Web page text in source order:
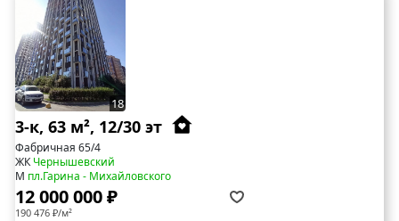
18
3-к, 63 м², 12/30 эт
Фабричная 65/4
ЖКЧернышевский
М пл.Гарина - Михайловского
12 000 000 ₽
190 476 ₽/м²